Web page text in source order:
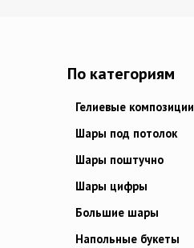
По категориям
Гелиевые композиции
Шары под потолок
Шары поштучно
Шары цифры
Большие шары
Напольные букеты